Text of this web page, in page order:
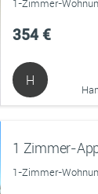
1-Zimmer-
354 €
H
1-Zimmer-